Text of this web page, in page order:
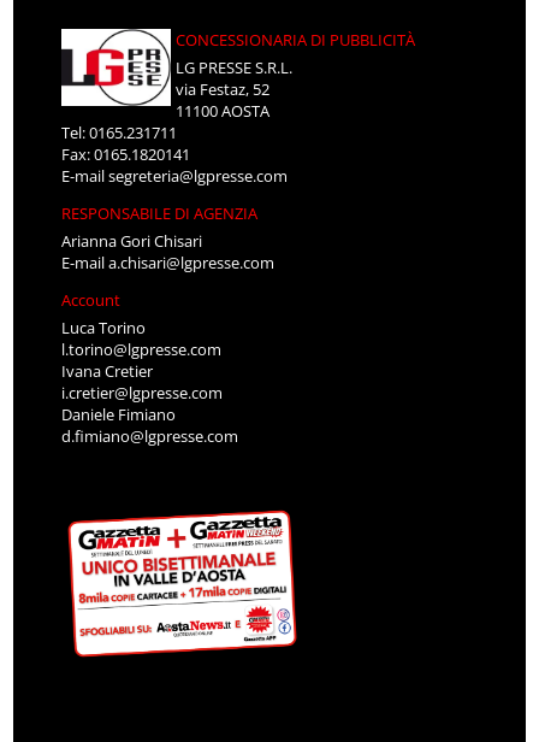
CONCESSIONARIA DI PUBBLICITÀ
LG PRESSE S.R.L.
via Festaz, 52
11100 AOSTA
Tel: 0165.231711
Fax: 0165.1820141
E-mailsegreteria@lgpresse.com
RESPONSABILE DI AGENZIA
Arianna Gori Chisari
E-maila.chisari@lgpresse.com
Account
Luca Torino
l.torino@lgpresse.com
Ivana Cretier
i.cretier@lgpresse.com
Daniele Fimiano
d.fimiano@lgpresse.com